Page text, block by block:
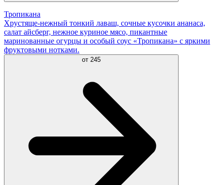
Тропикана
Хрустяще-нежный тонкий лаваш, сочные кусочки ананаса,
салат айсберг, нежное куриное мясо, пикантные
маринованные огурцы и особый соус «Тропикана» с яркими
фруктовыми нотками.
от 245